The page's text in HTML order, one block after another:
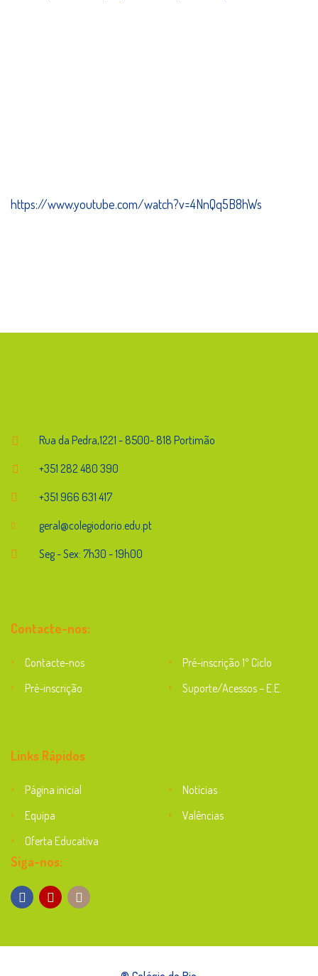
https://www.youtube.com/watch?v=4NnQq5B8hWs
Rua da Pedra,1221 - 8500- 818 Portimão
+351 282 480 390
+351 966 631 417
geral@colegiodorio.edu.pt
Seg - Sex: 7h30 - 19h00
Contacte-nos:
Contacte-nos
Pré-inscrição 1º Ciclo
Pré-inscrição
Suporte/Acessos – E.E.
Links Rápidos
Página inicial
Notícias
Equipa
Valências
Oferta Educativa
Siga-nos: